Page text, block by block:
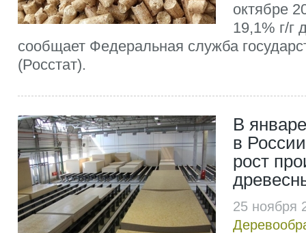
октябре
19,1% г/г
сообщает Федеральная служба
(Росстат).
В
в
рост
25 ноября